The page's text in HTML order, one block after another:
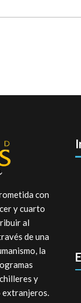
con
y cuarto
al
de una
la
y
extranjeros.